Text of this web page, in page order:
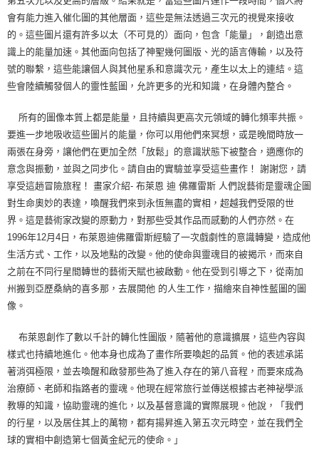
會有能力進入催化圖的其他層面，這些是無法透過三次元的視覺來接收
的。這些圖片還有許多以太（不可見的）面向，包含「能量」，創造出意
識上的能量加速。其他面向包括了神聖幾何圖版、光的語言傳輸，以及符
號的聯繫，這些能讓個人與其他星系和意識次元，產生以太上的連結。這
些會陸續觸發個人的靈性藍圖，允許更多的光和知識，在身體內整合。
所有的圖像本質上都是能量，且持續與更高次元領域的轉化頻率共振。
要進一步地吸收這些圖片的能量，你可以用他們來冥想，或是晚間時放一
兩張在身旁，讓他們在更加全然「放鬆」的意識狀態下被整合，適應你的
意念與振動，並與之同步化。請自由的實驗並享受這些畫作！ 謝謝您，請
享受這趟冒險旅程！ 畫家介紹- 布萊恩 迪 佛羅雷斯 人們說藝術是靈魂企圖
對生命奧妙的表達，喚醒我們來到永恆無盡的實相，超越我們受限的世
界。這是藝術家改變的原動力，對那些受其作品而感動的人們亦然。在
1996年12月4日，布萊恩迪佛羅雷斯經驗了一次戲劇性的意識轉變，造成他
生活方式、工作，以及地點的改變。他的使命與靈魂目的被揭示，而來自
之前在不同行星間轉世的藝術天賦也被啟動。他在受到引導之下，從南加
州搬到亞歷桑納的喜多那，去展開他 的人生工作，描繪來自神性藍圖的圖
像。
布萊恩創作了數以千計的轉化性圖版，隨著他的意識擴展，這些內容與
樣式也持續地進化。他本身也成為了畫作所要喚起的品質。他的表述承諾
著消弭極限，並去喚醒和啟發那些為了進入存在的第八音程，而要來成為
治療師、老師和指路者的靈魂。他現在經常旅行並傳送根據古老神祕學派
教導的知識，協助靈魂的進化，以及基督意識的實際展現。他說，「我們
的行星，以及居住其上的萬物，都有揚昇進入第五次元時空，並在我們全
球的實相中創造第七個黃金紀元的使命。」